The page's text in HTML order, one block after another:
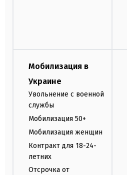
Мобилизация в
Украине
Увольнение с военной
службы
Мобилизация 50+
Мобилизация женщин
Контракт для 18-24-
летних
Отсрочка от